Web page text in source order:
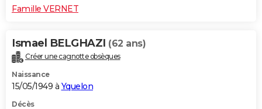
Famille VERNET
Ismael BELGHAZI (62 ans)
Créer une cagnotte obsèques
Naissance
15/05/1949 à Yquelon
Décès